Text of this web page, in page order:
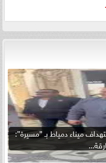
ميناء دمياط بـ ”مسيرة”: